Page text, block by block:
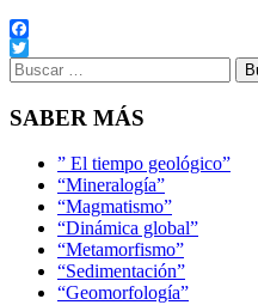
Facebook
Twitter
Buscar:
SABER MÁS
” El tiempo geológico”
“Mineralogía”
“Magmatismo”
“Dinámica global”
“Metamorfismo”
“Sedimentación”
“Geomorfología”